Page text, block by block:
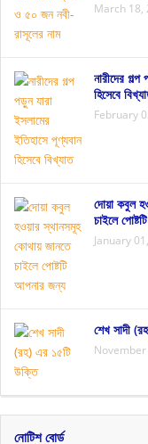
March 18,
নারীদের
হিসেবে
February
দোয়া কবুল
চাইলে
January
শেখ সাদী
নোটিশ বোর্ড